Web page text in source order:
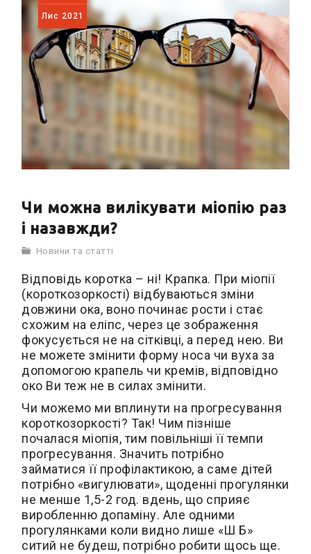
Лис 2021
Чи можна вилікувати міопію раз
і назавжди?
Новини та статті
Відповідь коротка – ні! Крапка. При міопії
(короткозоркості) відбуваються зміни
довжини ока, воно починає рости і стає
схожим на еліпс, через це зображення
фокусується не на сітківці, а перед нею. Ви
не можете змінити форму носа чи вуха за
допомогою крапель чи кремів, відповідно
око Ви теж не в силах змінити.
Чи можемо ми вплинути на прогресування
короткозоркості? Так! Чим пізніше
почалася міопія, тим повільніші її темпи
прогресування. Значить потрібно
займатися її профілактикою, а саме дітей
потрібно «вигулювати», щоденні прогулянки
не менше 1,5-2 год. вдень, що сприяє
виробленню допаміну. Але одними
прогулянками коли видно лише «Ш Б»
ситий не будеш, потрібно робити щось ще.